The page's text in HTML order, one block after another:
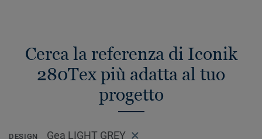
Cerca la referenza di Iconik
280Tex più adatta al tuo
progetto
DESIGN Gea LIGHT GREY